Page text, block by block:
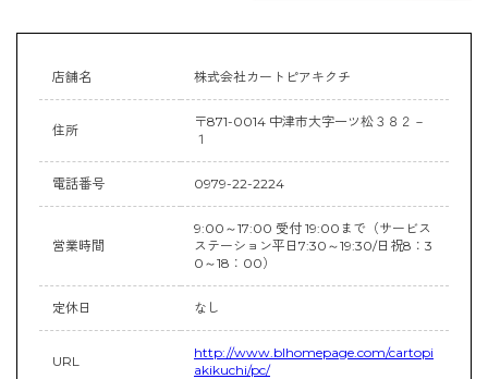
店舗名 株式会社カートピアキクチ
住所
〒871-0014 中津市大字一ツ松３８２－
１
電話番号 0979-22-2224
営業時間
9:00～17:00 受付 19:00まで（サービス
ステーション平日7:30～19:30/日祝8：3
0～18：00）
定休日 なし
URL
http://www.blhomepage.com/cartopi
akikuchi/pc/